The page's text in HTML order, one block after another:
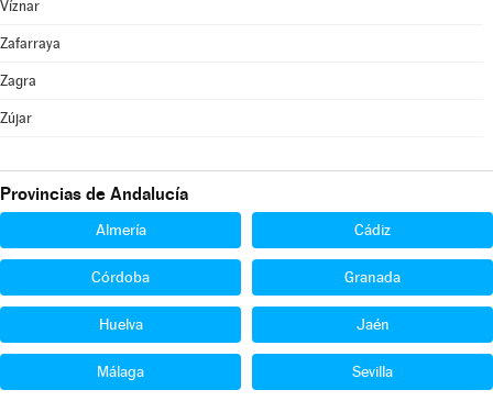
Víznar
Zafarraya
Zagra
Zújar
Provincias de Andalucía
Almería Cádiz
Córdoba Granada
Huelva Jaén
Málaga Sevilla